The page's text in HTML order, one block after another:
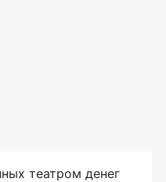
театром денег